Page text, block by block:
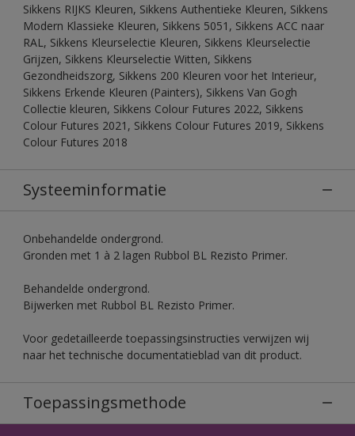
Sikkens RIJKS Kleuren, Sikkens Authentieke Kleuren, Sikkens
Modern Klassieke Kleuren, Sikkens 5051, Sikkens ACC naar
RAL, Sikkens Kleurselectie Kleuren, Sikkens Kleurselectie
Grijzen, Sikkens Kleurselectie Witten, Sikkens
Gezondheidszorg, Sikkens 200 Kleuren voor het Interieur,
Sikkens Erkende Kleuren (Painters), Sikkens Van Gogh
Collectie kleuren, Sikkens Colour Futures 2022, Sikkens
Colour Futures 2021, Sikkens Colour Futures 2019, Sikkens
Colour Futures 2018
Systeeminformatie
Onbehandelde ondergrond.
Gronden met 1 à 2 lagen Rubbol BL Rezisto Primer.
Behandelde ondergrond.
Bijwerken met Rubbol BL Rezisto Primer.
Voor gedetailleerde toepassingsinstructies verwijzen wij
naar het technische documentatieblad van dit product.
Toepassingsmethode